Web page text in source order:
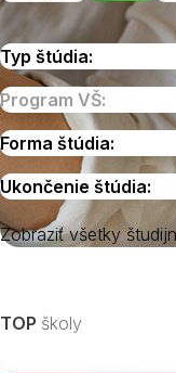
Zobraziť všetky
TOP školy